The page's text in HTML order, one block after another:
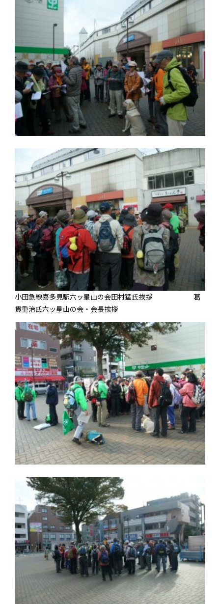
小田急線喜多見駅六ッ星山の会田村猛氏挨拶 葛
貫重治氏六ッ星山の会・会長挨拶